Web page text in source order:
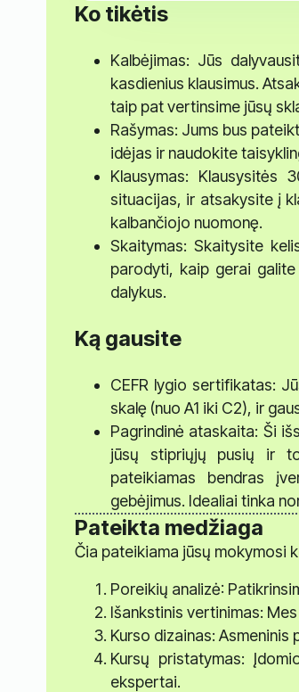
Ko tikėtis
Kalbėjimas: Jūs
kasdienius klausimus.
taip pat vertinsime jūsų
Rašymas: Jums bus
idėjas ir naudokite
Klausymas:
situacijas, ir atsakysite į
kalbančiojo nuomonę.
Skaitymas: Skaitysite
parodyti, kaip gerai
dalykus.
Ką gausite
CEFR lygio sertifikatas:
skalę (nuo A1 iki C2), ir
Pagrindinė ataskaita: Ši
jūsų stipriųjų pusių ir
pateikiamas bendras
gebėjimus. Idealiai tinka
Pateikta medžiaga
Čia pateikiama jūsų mokymosi
Poreikių analizė:
Išankstinis vertinimas:
Kurso dizainas: Asmeninis
Kursų pristatymas:
ekspertai.